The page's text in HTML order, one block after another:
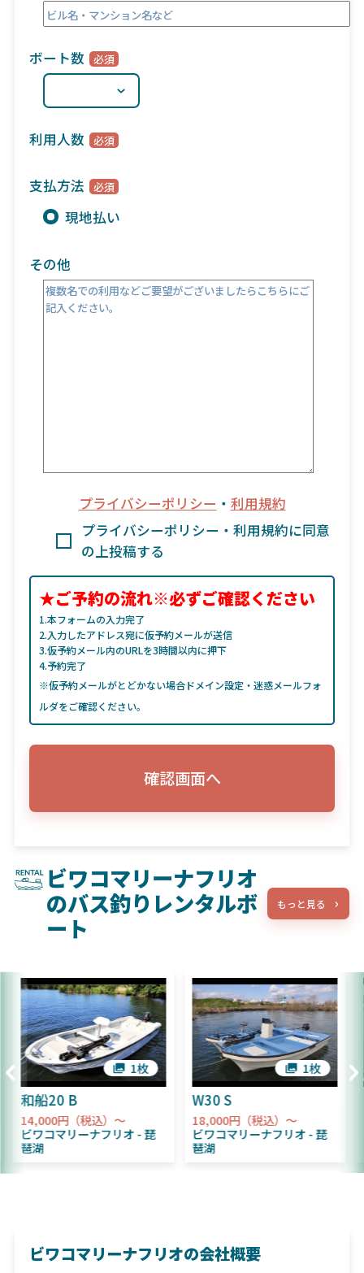
ボート数
利用人数
支払方法
現地払い
その他
プライバシーポリシー ・ 利用規約
プライバシーポリシー・利用規約に同意
の上投稿する
★ご予約の流れ※必ずご確認ください
1.本フォームの入力完了
2.入力したアドレス宛に仮予約メールが送信
3.仮予約メール内のURLを3時間以内に押下
4.予約完了
※仮予約メールがとどかない場合ドメイン設定・迷惑メールフォ
ルダをご確認ください。
確認画面へ
ビワコマリーナフリオ
のバス釣りレンタルボ
ート
もっと見る
和船20 B
14,000円（税込）～
ビワコマリーナフリオ 琵
琶湖
1枚
W30 S
18,000円（税込）～
ビワコマリーナフリオ 琵
琶湖
1枚
ビワコマリーナフリオの会社概要